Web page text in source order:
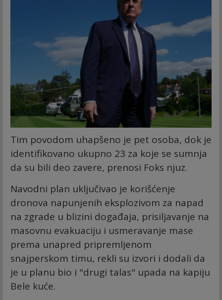
Tim povodom uhapšeno je pet osoba, dok je
identifikovano ukupno 23 za koje se sumnja
da su bili deo zavere, prenosi Foks njuz.
Navodni plan uključivao je korišćenje
dronova napunjenih eksplozivom za napad
na zgrade u blizini događaja, prisiljavanje na
masovnu evakuaciju i usmeravanje mase
prema unapred pripremljenom
snajperskom timu, rekli su izvori i dodali da
je u planu bio i "drugi talas" upada na kapiju
Bele kuće.